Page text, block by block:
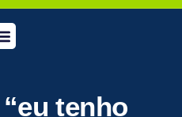
tenho